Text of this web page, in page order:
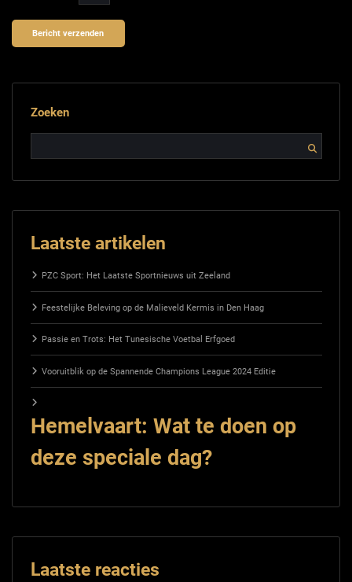
Zoeken
Laatste artikelen
PZC Sport: Het Laatste Sportnieuws uit Zeeland
Feestelijke Beleving op de Malieveld Kermis in Den Haag
Passie en Trots: Het Tunesische Voetbal Erfgoed
Vooruitblik op de Spannende Champions League 2024 Editie
Hemelvaart: Wat te doen op
deze speciale dag?
Laatste reacties